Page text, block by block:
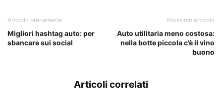
Articolo precedente
Migliori hashtag auto: per
sbancare sui social
Prossimo articolo
Auto utilitaria meno costosa:
nella botte piccola c’è il vino
buono
Articoli correlati